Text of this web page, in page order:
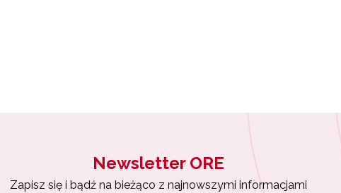
Newsletter ORE
Zapisz się i bądź na bieżąco z najnowszymi informacjami